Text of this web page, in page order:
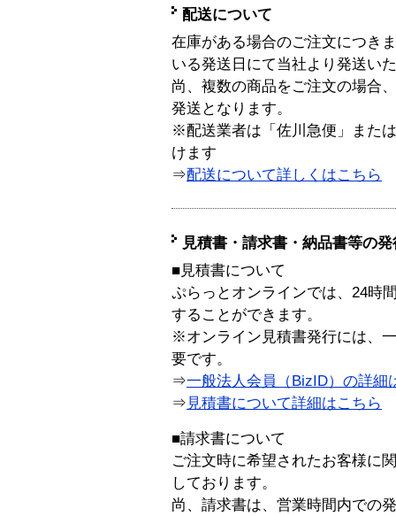
配送について
在庫がある場合のご注文につき
いる発送日にて当社より発送い
尚、複数の商品をご注文の場合
発送となります。
※配送業者は「佐川急便」また
けます
⇒配送について詳しくはこちら
見積書・請求書・納品書等の
■見積書について
ぷらっとオンラインでは、24時
することができます。
※オンライン見積書発行には、
要です。
⇒一般法人会員（BizID）の詳細
⇒ 見積書について詳細はこちら
■請求書について
ご注文時に希望されたお客様に
しております。
尚、請求書は、営業時間内での